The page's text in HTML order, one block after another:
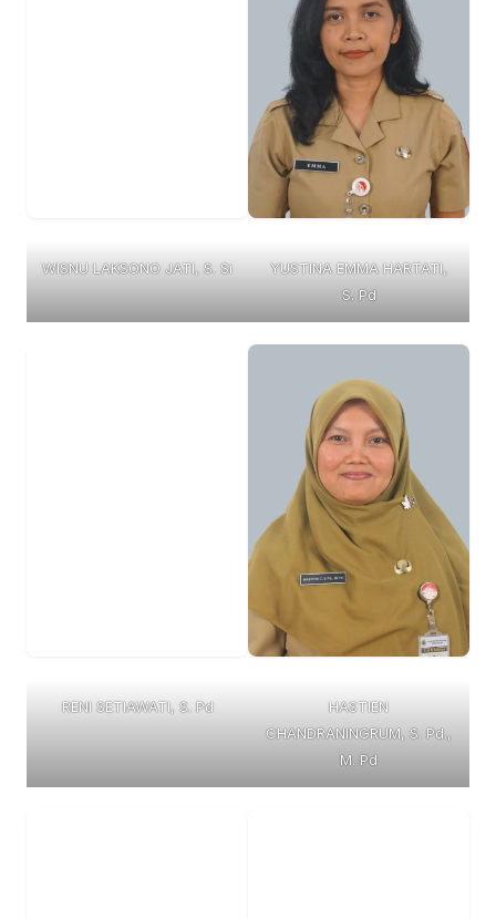
WISNU LAKSONO JATI, S. Si
YUSTINA EMMA HARTATI,
S. Pd
RENI SETIAWATI, S. Pd
HASTIEN
CHANDRANINGRUM, S. Pd.,
M. Pd